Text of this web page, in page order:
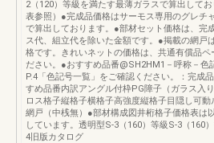
2（120）等級を満たす最薄ガラスで算出して
表参照）●完成品価格はサーモス専用のグレチ
で算出しております。●部材セット価格は、完
ス代、組立代を除いた金額です。●掲載の網戸
格です。きれいネットの価格は、共通有償品ペ
ださい。●おすすめ品番@SH2HM1－呼称－色
P.4「色記号一覧」をご確認ください。：完成
すめ品番内訳アングル付枠PG障子（ガラス入
ロス格子縦格子横格子高強度縦格子目隠し可
網戸（中桟無）●部材構成図井桁格子価格表は
しています。透明型S-3（160）等級S-3（160
4旧版カタログ